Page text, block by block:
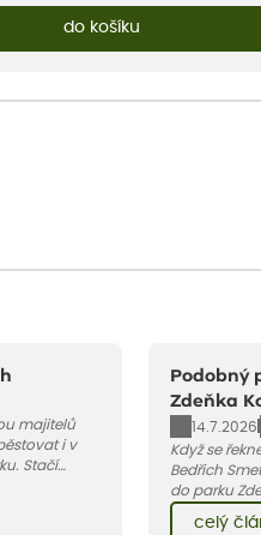
do košíku
majitelů
i v
Stačí
jak na
Podobný
Zdeňka
14.7.2026
Když se
Bedřich
do parku
kvetoucích
nim pár
celý